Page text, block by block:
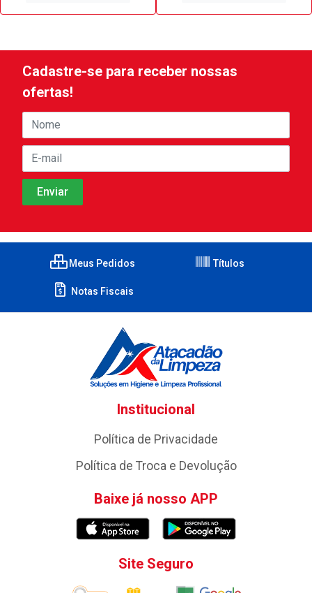
Cadastre-se para receber nossas
ofertas!
Meus Pedidos Títulos
Notas Fiscais
Institucional
Política de Privacidade
Política de Troca e Devolução
Baixe já nosso APP
Site Seguro